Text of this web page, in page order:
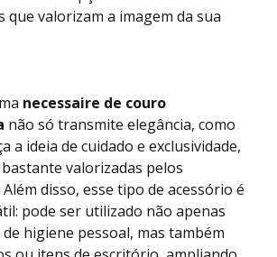
que valorizam a imagem da sua
necessaire de couro
não só transmite elegância, como
a ideia de cuidado e exclusividade,
valorizadas pelos
disso, esse tipo de acessório é
pode ser utilizado não apenas
higiene pessoal, mas também